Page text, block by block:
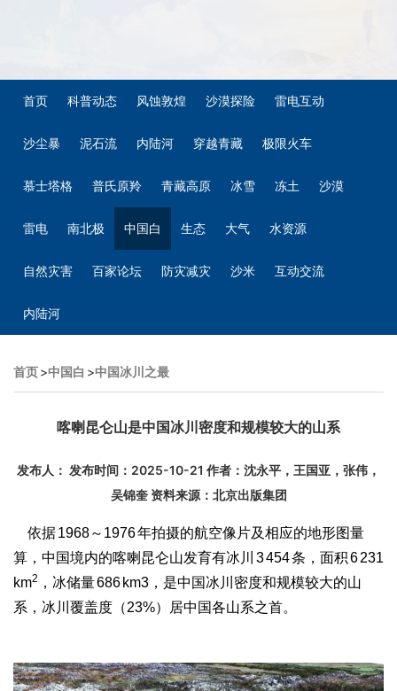
首页 科普动态 风蚀敦煌 沙漠探险 雷电互动
沙尘暴 泥石流 内陆河 穿越青藏 极限火车
慕士塔格 普氏原羚 青藏高原 冰雪 冻土 沙漠
雷电 南北极 中国白 生态 大气 水资源
自然灾害 百家论坛 防灾减灾 沙米 互动交流
内陆河
首页>中国白 >中国冰川之最
喀喇昆仑山是中国冰川密度和规模较大的山系
发布人： 发布时间：2025-10-21 作者：沈永平，王国亚，张伟，
吴锦奎 资料来源：北京出版集团
依据 1968～1976 年拍摄的航空像片及相应的地形图量
算，中国境内的喀喇昆仑山发育有冰川 3 454 条，面积 6 231
km2 ，冰储量 686 km3 ，是中国冰川密度和规模较大的山
系，冰川覆盖度（23%）居中国各山系之首。